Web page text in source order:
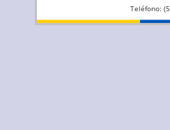
Teléfono: